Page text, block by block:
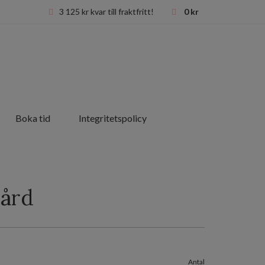
0kr
3 125 krkvar till fraktfritt!
Boka tid Integritetspolicy
Antal